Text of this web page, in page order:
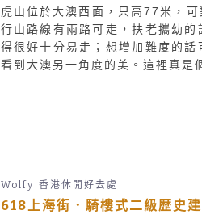
虎山位於大澳西面，只高77米，
行山路線有兩路可走，扶老攜幼
得很好十分易走；想增加難度的
看到大澳另一角度的美。這裡真是
Wolfy 香港休閒好去處
618上海街．騎樓式二級歴史